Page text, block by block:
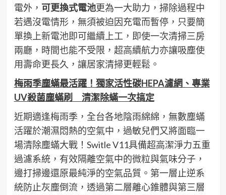
電外， 可更換式電池更為一大助力，掃除過程中
若遇沒電情形，無須被迫因充電而暫停，只要簡
單換上新電池即可繼續上工，即使一次清掃三房
兩廳，時間也能不受限，超高續航力亦讓吸塵使
用壽命更長久，讓居家清掃更輕鬆。
梅雨季塵蟎最活躍！獨家活性碳HEPA濾網、專業
UV殺菌塵蟎刷 清潔除蟎一次搞定
近期適逢梅雨季，全台各地陰雨綿綿，無數塵蟎
活躍於潮濕悶熱的空氣中，過敏兒們又將面臨一
場清除塵蟎大戰！Switle V11具備超高潔淨力五重
過濾系統，有效隔離空氣中的微粒與氣味分子，
邊打掃邊還原最純淨的空氣品質。第一層止逆系
統防止灰塵倒流，透過第二層離心錐體與第三層